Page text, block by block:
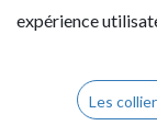
expérience
Les